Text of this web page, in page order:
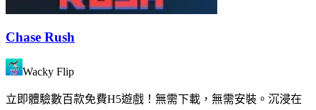
Chase Rush
Wacky Flip
立即體驗數百款免費H5遊戲！無需下載，無需安裝。沉浸在